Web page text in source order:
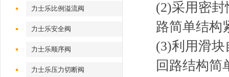
力士乐比例溢流阀
力士乐安全阀
力士乐顺序阀
力士乐压力切断阀
(2)采用密
路简单结构
(3)利用滑
回路结构简